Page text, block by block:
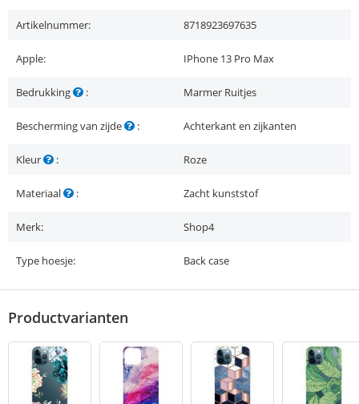
Artikelnummer: 8718923697635
Apple: IPhone 13 Pro Max
Bedrukking : Marmer Ruitjes
Bescherming van zijde : Achterkant en zijkanten
Kleur : Roze
Materiaal : Zacht kunststof
Merk: Shop4
Type hoesje: Back case
Productvarianten